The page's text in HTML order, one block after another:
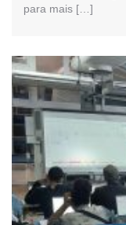
para mais […]